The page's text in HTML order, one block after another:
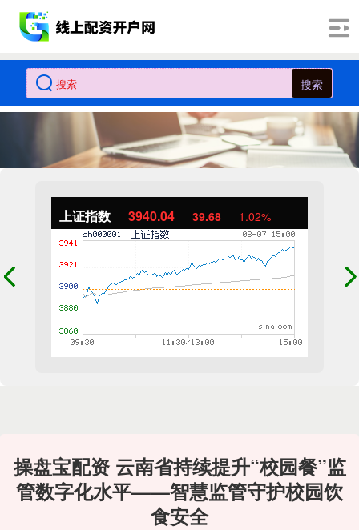
搜索
上证指数 3940.04 39.68 1.02%
操盘宝配资 云南省持续提升“校园餐”监
管数字化水平——智慧监管守护校园饮
食安全